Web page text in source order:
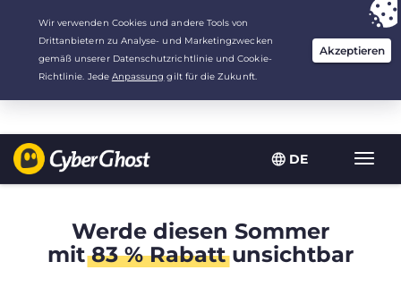
DE
Deine Wahl:Der beste Deal für 2.1666666666667 Jahre zu $
/Monat
Werde diesen Sommer
mit83 % Rabattunsichtbar